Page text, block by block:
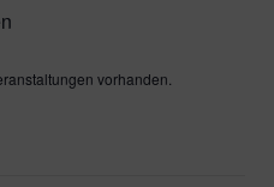
vorhanden.